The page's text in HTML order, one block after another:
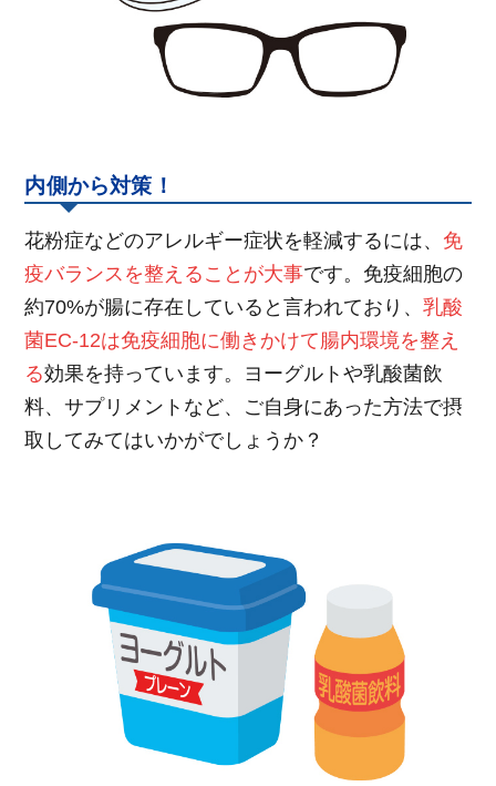
内側から対策！
花粉症などのアレルギー症状を軽減するには、 免
疫バランスを整えることが大事です。免疫細胞の
約70%が腸に存在していると言われており、乳酸
菌EC-12は免疫細胞に働きかけて腸内環境を整え
る効果を持っています。ヨーグルトや乳酸菌飲
料、サプリメントなど、ご自身にあった方法で摂
取してみてはいかがでしょうか？